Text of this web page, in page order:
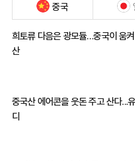
중국
희토류 다음은 광모듈…중국이 움
산
중국산 에어콘을 웃돈 주고 산다...
디